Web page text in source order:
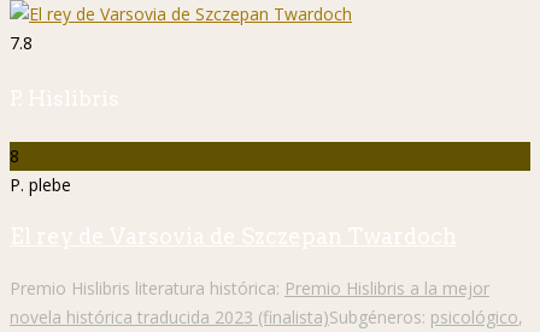
7.8
P. Hislibris
8
P. plebe
El rey de Varsovia de Szczepan Twardoch
Premio Hislibris literatura histórica: Premio Hislibris a la mejor
novela histórica traducida 2023 (finalista)Subgéneros: psicológico,